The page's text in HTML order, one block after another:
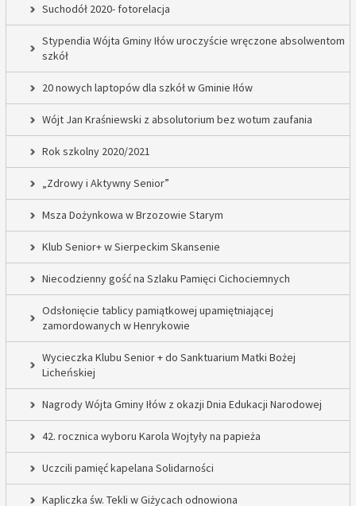
Suchodół 2020- fotorelacja
Stypendia Wójta Gminy Iłów uroczyście wręczone absolwentom
szkół
20 nowych laptopów dla szkół w Gminie Iłów
Wójt Jan Kraśniewski z absolutorium bez wotum zaufania
Rok szkolny 2020/2021
„Zdrowy i Aktywny Senior”
Msza Dożynkowa w Brzozowie Starym
Klub Senior+ w Sierpeckim Skansenie
Niecodzienny gość na Szlaku Pamięci Cichociemnych
Odsłonięcie tablicy pamiątkowej upamiętniającej
zamordowanych w Henrykowie
Wycieczka Klubu Senior + do Sanktuarium Matki Bożej
Licheńskiej
Nagrody Wójta Gminy Iłów z okazji Dnia Edukacji Narodowej
42. rocznica wyboru Karola Wojtyły na papieża
Uczcili pamięć kapelana Solidarności
Kapliczka św. Tekli w Giżycach odnowiona